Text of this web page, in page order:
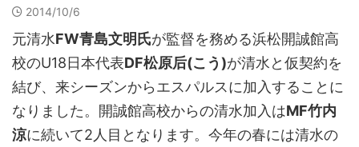
2014/10/6
元清水FW青島文明氏が監督を務める浜松開誠館高
校のU18日本代表DF松原后(こう)が清水と仮契約を
結び、来シーズンからエスパルスに加入することに
なりました。開誠館高校からの清水加入はMF竹内
涼に続いて2人目となります。今年の春には清水の